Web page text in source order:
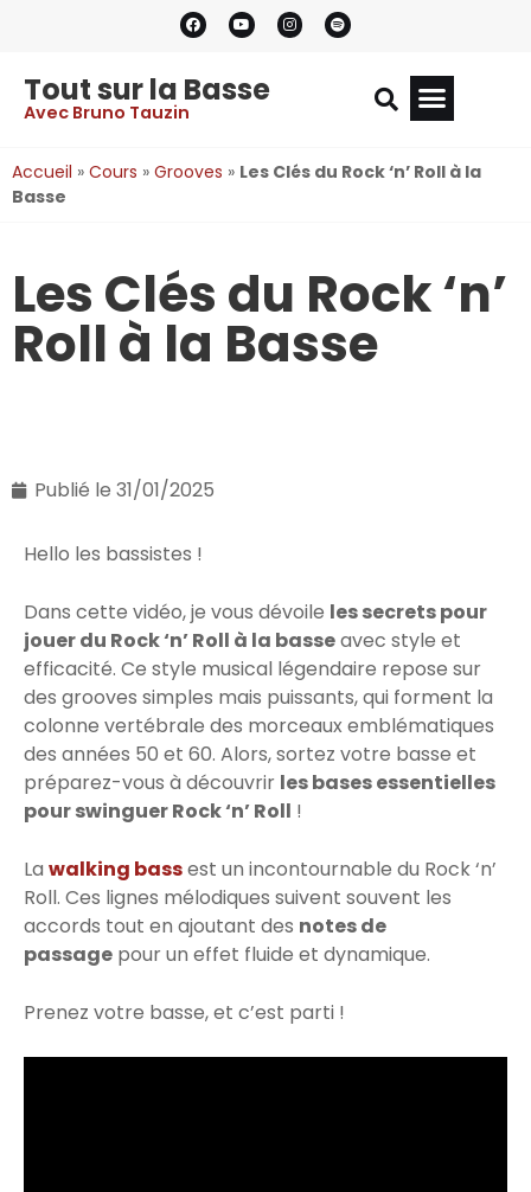
Tout sur la Basse
Avec Bruno Tauzin
Accueil » Cours » Grooves » Les Clés du Rock ‘n’ Roll à la
Basse
Les Clés du Rock ‘n’
Roll à la Basse
Publié le 31/01/2025
Hello les bassistes !
Dans cette vidéo, je vous dévoile les secrets pour
jouer du Rock ‘n’ Roll à la basseavec style et
efficacité. Ce style musical légendaire repose sur
des grooves simples mais puissants, qui forment la
colonne vertébrale des morceaux emblématiques
des années 50 et 60. Alors, sortez votre basse et
préparez-vous à découvrir les bases essentielles
pour swinguer Rock ‘n’ Roll !
La walking bassest un incontournable du Rock ‘n’
Roll. Ces lignes mélodiques suivent souvent les
accords tout en ajoutant des notes de
passage pour un effet fluide et dynamique.
Prenez votre basse, et c’est parti !